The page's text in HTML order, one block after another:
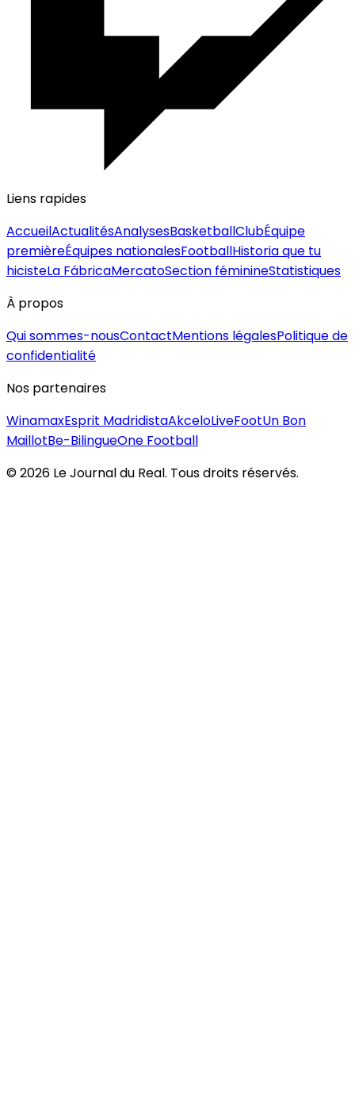
Liens rapides
AccueilActualitésAnalysesBasketballClubÉquipe
premièreÉquipes nationalesFootballHistoria que tu
hicisteLa FábricaMercatoSection féminineStatistiques
À propos
Qui sommes-nousContactMentions légalesPolitique de
confidentialité
Nos partenaires
WinamaxEsprit MadridistaAkceloLiveFootUn Bon
MaillotBe-BilingueOne Football
©2026 Le Journal du Real. Tous droits réservés.